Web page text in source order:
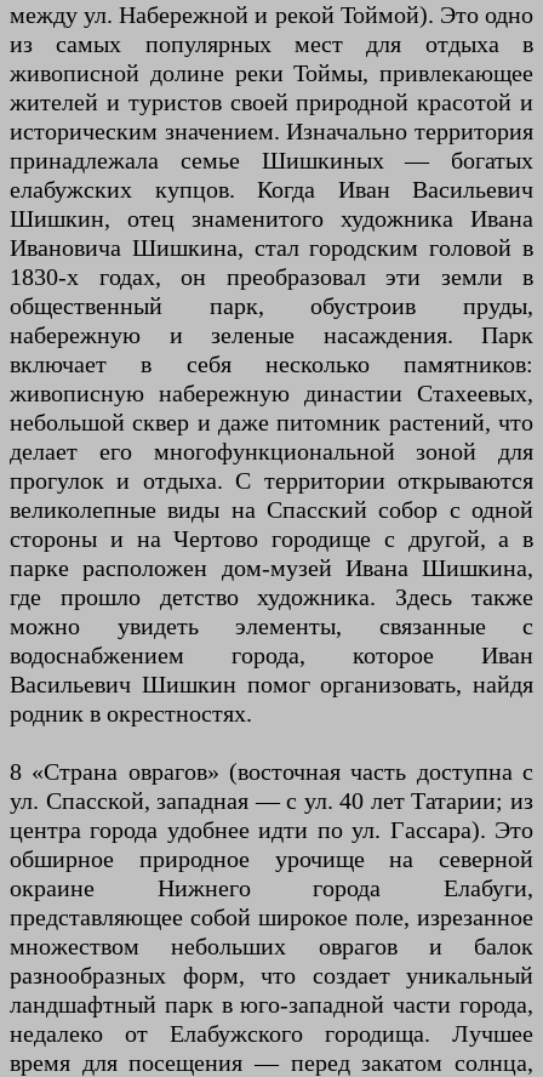
между ул. Набережной и рекой Тоймой). Это одно
из самых популярных мест для отдыха в
живописной долине реки Тоймы, привлекающее
жителей и туристов своей природной красотой и
историческим значением. Изначально территория
принадлежала семье Шишкиных — богатых
елабужских купцов. Когда Иван Васильевич
Шишкин, отец знаменитого художника Ивана
Ивановича Шишкина, стал городским головой в
1830-х годах, он преобразовал эти земли в
общественный парк, обустроив пруды,
набережную и зеленые насаждения. Парк
включает в себя несколько памятников:
живописную набережную династии Стахеевых,
небольшой сквер и даже питомник растений, что
делает его многофункциональной зоной для
прогулок и отдыха. С территории открываются
великолепные виды на Спасский собор с одной
стороны и на Чертово городище с другой, а в
парке расположен дом-музей Ивана Шишкина,
где прошло детство художника. Здесь также
можно увидеть элементы, связанные с
водоснабжением города, которое Иван
Васильевич Шишкин помог организовать, найдя
родник в окрестностях.
8 «Страна оврагов» (восточная часть доступна с
ул. Спасской, западная — с ул. 40 лет Татарии; из
центра города удобнее идти по ул. Гассара). Это
обширное природное урочище на северной
окраине Нижнего города Елабуги,
представляющее собой широкое поле, изрезанное
множеством небольших оврагов и балок
разнообразных форм, что создает уникальный
ландшафтный парк в юго-западной части города,
недалеко от Елабужского городища. Лучшее
время для посещения — перед закатом солнца,